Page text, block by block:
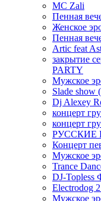
MC Zali
Пенная
Женское
Пенная
Artic feat
закрытие
PARTY
Мужское
Slade show
Dj Alexey
концерт
концерт
РУССКИЕ
Концерт
Мужское
Trance
DJ-Topless
Electrodog
Мужское